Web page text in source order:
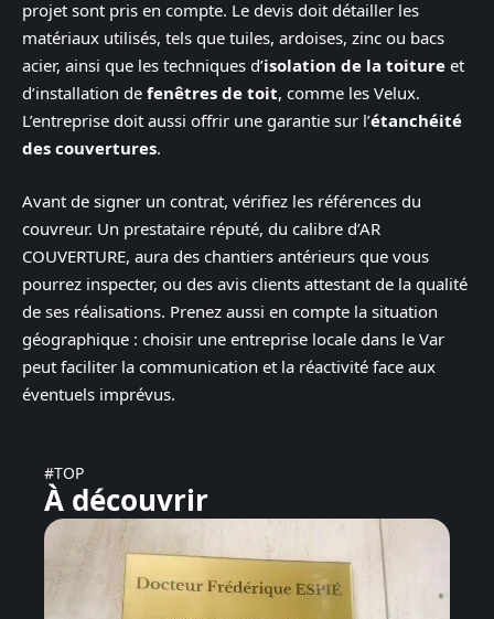
projet sont pris en compte. Le devis doit détailler les
matériaux utilisés, tels que tuiles, ardoises, zinc ou bacs
acier, ainsi que les techniques d’isolation de la toiture et
d’installation de fenêtres de toit, comme les Velux.
L’entreprise doit aussi offrir une garantie sur l’étanchéité
des couvertures.
Avant de signer un contrat, vérifiez les références du
couvreur. Un prestataire réputé, du calibre d’AR
COUVERTURE, aura des chantiers antérieurs que vous
pourrez inspecter, ou des avis clients attestant de la qualité
de ses réalisations. Prenez aussi en compte la situation
géographique : choisir une entreprise locale dans le Var
peut faciliter la communication et la réactivité face aux
éventuels imprévus.
#TOP
À découvrir